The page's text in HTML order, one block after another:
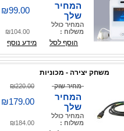
₪99.00
המחיר
שלך
₪104.00
המחיר כולל
משלוח :
מידע נוסף הוסף לסל
משחק יצירה - מכוניות
₪220.00 מחיר שוק
₪179.00
המחיר
שלך
₪184.00
המחיר כולל
משלוח :